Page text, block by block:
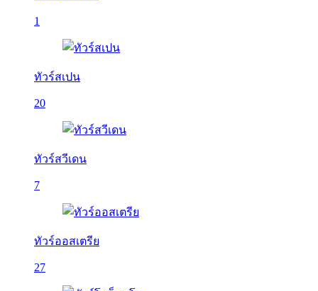
1
ทัวร์สเปน
20
ทัวร์สวีเดน
7
ทัวร์ออสเตรีย
27